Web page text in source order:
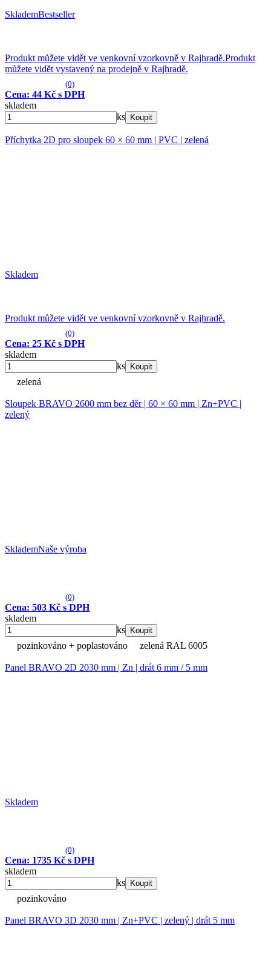
SklademBestseller
Produkt můžete vidět ve venkovní vzorkovně v Rajhradě.Produkt
můžete vidět vystavený na prodejně v Rajhradě.
(0)
Cena: 44 Kč s DPH
skladem
ks
Koupit
Příchytka 2D pro sloupek 60 × 60 mm | PVC | zelená
Skladem
Produkt můžete vidět ve venkovní vzorkovně v Rajhradě.
(0)
Cena: 25 Kč s DPH
skladem
ks
Koupit
zelená
Sloupek BRAVO 2600 mm bez děr | 60 × 60 mm | Zn+PVC |
zelený
SklademNaše výroba
(0)
Cena: 503 Kč s DPH
skladem
ks
Koupit
pozinkováno + poplastováno zelená RAL 6005
Panel BRAVO 2D 2030 mm | Zn | drát 6 mm / 5 mm
Skladem
(0)
Cena: 1735 Kč s DPH
skladem
ks
Koupit
pozinkováno
Panel BRAVO 3D 2030 mm | Zn+PVC | zelený | drát 5 mm